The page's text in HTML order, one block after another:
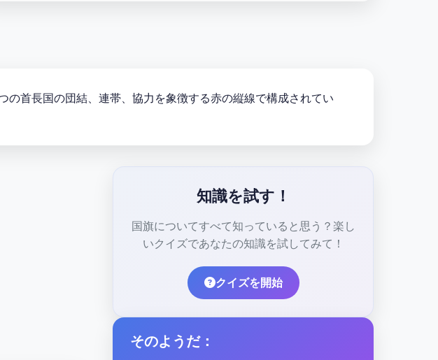
首長国の団結、連帯、協力を象徴する赤の縦線で構成されてい
知識を試す！
国旗についてすべて知っていると思う？楽し
いクイズであなたの知識を試してみて！
クイズを開始
そのようだ：